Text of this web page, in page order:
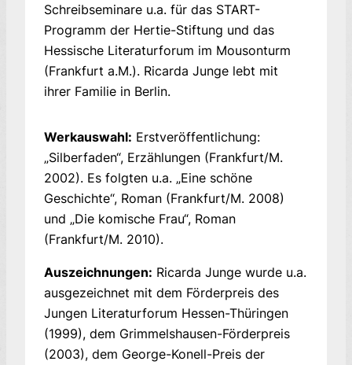
Schreibseminare u.a. für das START-
Programm der Hertie-Stiftung und das
Hessische Literaturforum im Mousonturm
(Frankfurt a.M.). Ricarda Junge lebt mit
ihrer Familie in Berlin.
Werkauswahl: Erstveröffentlichung:
„Silberfaden“, Erzählungen (Frankfurt/M.
2002). Es folgten u.a. „Eine schöne
Geschichte“, Roman (Frankfurt/M. 2008)
und „Die komische Frau“, Roman
(Frankfurt/M. 2010).
Auszeichnungen: Ricarda Junge wurde u.a.
ausgezeichnet mit dem Förderpreis des
Jungen Literaturforum Hessen-Thüringen
(1999), dem Grimmelshausen-Förderpreis
(2003), dem George-Konell-Preis der